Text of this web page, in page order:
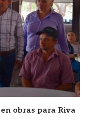
obras para Riva